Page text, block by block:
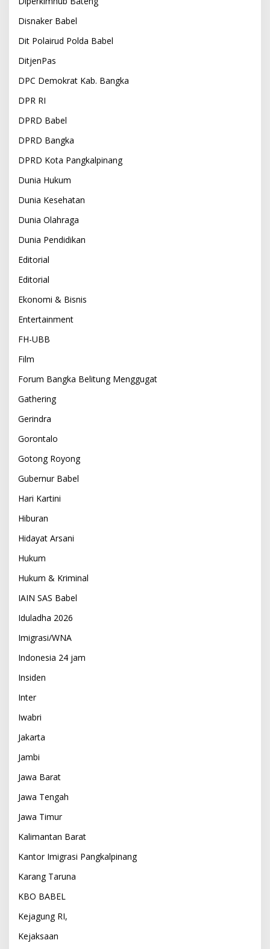
Disnaker Babel
Dit Polairud Polda Babel
DitjenPas
DPC Demokrat Kab. Bangka
DPR RI
DPRD Babel
DPRD Bangka
DPRD Kota Pangkalpinang
Dunia Hukum
Dunia Kesehatan
Dunia Olahraga
Dunia Pendidikan
Editorial
Editorial
Ekonomi & Bisnis
Entertainment
FH-UBB
Film
Forum Bangka Belitung Menggugat
Gathering
Gerindra
Gorontalo
Gotong Royong
Gubernur Babel
Hari Kartini
Hiburan
Hidayat Arsani
Hukum
Hukum & Kriminal
IAIN SAS Babel
Iduladha 2026
Imigrasi/WNA
Indonesia 24 jam
Insiden
Inter
Iwabri
Jakarta
Jambi
Jawa Barat
Jawa Tengah
Jawa Timur
Kalimantan Barat
Kantor Imigrasi Pangkalpinang
Karang Taruna
KBO BABEL
Kejagung RI,
Kejaksaan